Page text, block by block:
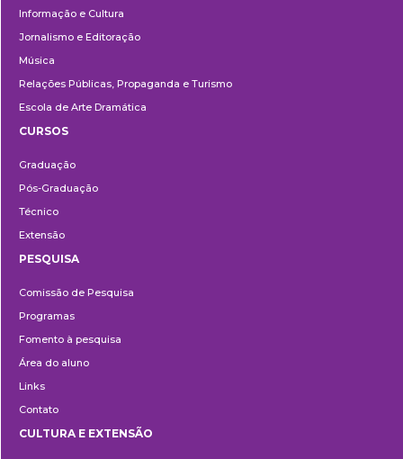
Informação e Cultura
Jornalismo e Editoração
Música
Relações Públicas, Propaganda e Turismo
Escola de Arte Dramática
CURSOS
Graduação
Pós-Graduação
Técnico
Extensão
PESQUISA
Comissão de Pesquisa
Programas
Fomento à pesquisa
Área do aluno
Links
Contato
CULTURA E EXTENSÃO